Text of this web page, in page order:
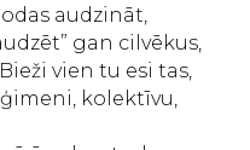
audzināt,
gan cilvēkus,
vien tu esi tas,
kolektīvu,